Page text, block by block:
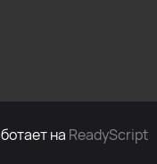
на ReadyScript